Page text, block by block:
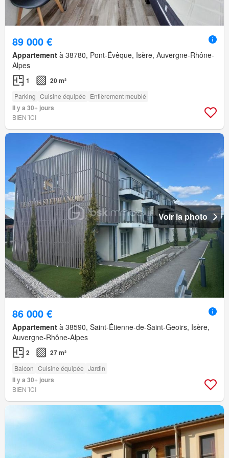
89 000 €
Appartement à 38780, Pont-Évêque, Isère, Auvergne-Rhône-
Alpes
1 20 m²
Parking Cuisine équipée Entièrement meublé
Il y a 30+ jours
BIEN´ICI
Voir la photo
86 000 €
Appartement à 38590, Saint-Étienne-de-Saint-Geoirs, Isère,
Auvergne-Rhône-Alpes
2 27 m²
Balcon Cuisine équipée Jardin
Il y a 30+ jours
BIEN´ICI